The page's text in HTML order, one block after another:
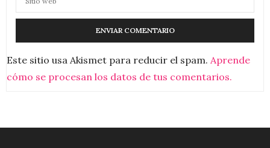
Este sitio usa Akismet para reducir el spam. Aprende
cómo se procesan los datos de tus comentarios.